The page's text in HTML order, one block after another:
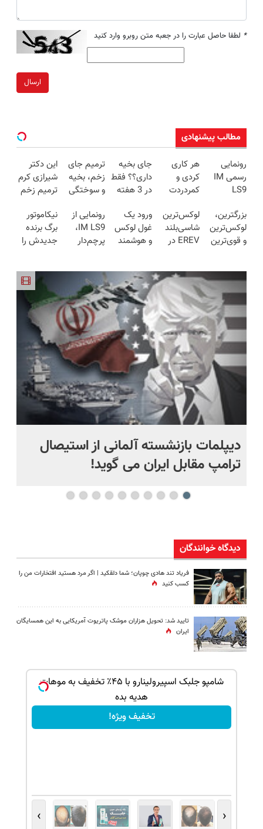
* لطفا حاصل عبارت را در جعبه متن روبرو وارد کنید
ارسال
مطالب پیشنهادی
رونمایی
رسمی IM
LS9
EREV در
ایران
هر کاری
کردی و
کمردردت
پر کردن
پرسشنامه و
دریافت راه
جای بخیه
داری؟؟ فقط
در 3 هفته
کن!😍
ترمیم جای
زخم، بخیه
و سوختگی
هفته!!😍
این دکتر
شیرازی کرم
ترمیم زخم
ساخت!!!
بزرگترین،
لوکس‌ترین
و قوی‌ترین
در ایران
رونمایی شد
لوکس‌ترین
شاسی‌بلند
EREV در
رونمایی
شد!
ورود یک
غول لوکس
و هوشمند
رونمایی شد
رونمایی از
IM LS9،
پرچم‌دار
بازار ایران
شد
نیکاموتور
برگ برنده
جدیدش را
وارد بازار
ایران شد
دیپلمات بازنشسته آلمانی از استیصال
ترامپ مقابل ایران می گوید!
دیدگاه خوانندگان
فریاد تند هادی چوپان؛‌ شما دلقکید | اگر مرد هستید افتخارات من را
کسب کنید
تایید شد: تحویل هزاران موشک پاتریوت آمریکایی به این همسایگان
ایران
شامپو جلبک اسپیرولینارو با ۴۵٪ تخفیف به موهات
هدیه بده
تخفیف ویژه!
‹
›